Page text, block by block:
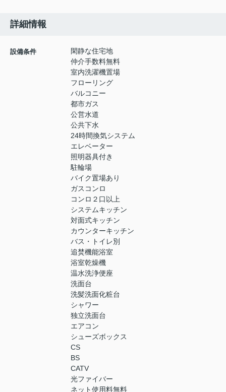
詳細情報
設備条件
閑静な住宅地
仲介手数料無料
室内洗濯機置場
フローリング
バルコニー
都市ガス
公営水道
公共下水
24時間換気システム
エレベーター
照明器具付き
駐輪場
バイク置場あり
ガスコンロ
コンロ２口以上
システムキッチン
対面式キッチン
カウンターキッチン
バス・トイレ別
追焚機能浴室
浴室乾燥機
温水洗浄便座
洗面台
洗髪洗面化粧台
シャワー
独立洗面台
エアコン
シューズボックス
CS
BS
CATV
光ファイバー
ネット使用料無料